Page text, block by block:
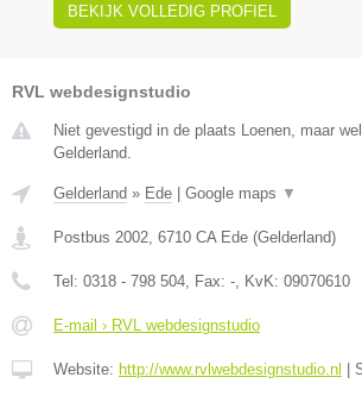
BEKIJK VOLLEDIG PROFIEL
RVL webdesignstudio
Niet gevestigd in de plaats Loenen, maar
Gelderland.
Gelderland » Ede Google maps ▼
Postbus 2002 6710 CA Ede (Gelderland)
Tel: 0318 - 798 504 , Fax: - , KvK: 09070610
E-mail › RVL webdesignstudio
Website: http://www.rvlwebdesignstudio.nl